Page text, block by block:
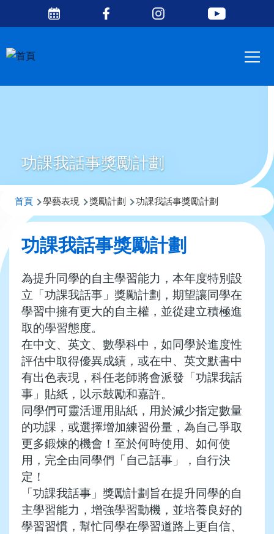
移至主內容
Media
功課我話事獎勵計劃
導
連
首頁 學藝表現 獎勵計劃 功課我話事獎勵計劃
功課我話事獎勵計劃
為提升同學的自主學習能力，本年度特別設
立「功課我話事」獎勵計劃，期望讓同學在
學習中擁有更大的自主權，並從建立積極進
取的學習態度。
在中文、英文、數學科中，如同學於進度性
評估中取得優異成績，或在中、英文默書中
有出色表現，科任老師將會派發「功課我話
事」貼紙，以示鼓勵和嘉許。
同學們可靈活運用貼紙，用於減少指定數量
的功課，或選擇增加練習份量，為自己爭取
更多鍛煉的機會！至於何時使用、如何使
用，完全由同學們「自己話事」，自行決
定！
「功課我話事」獎勵計劃旨在提升同學的自
主學習能力，增強學習動機，並培養良好的
學習習慣，幫忙同學在學習道路上更自信、